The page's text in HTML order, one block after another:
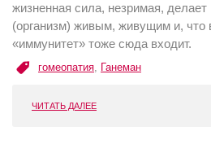
жизненная сила, незримая,
(организм) живым, живущим и, что
«иммунитет» тоже сюда входит.
гомеопатия, Ганеман
ЧИТАТЬ ДАЛЕЕ